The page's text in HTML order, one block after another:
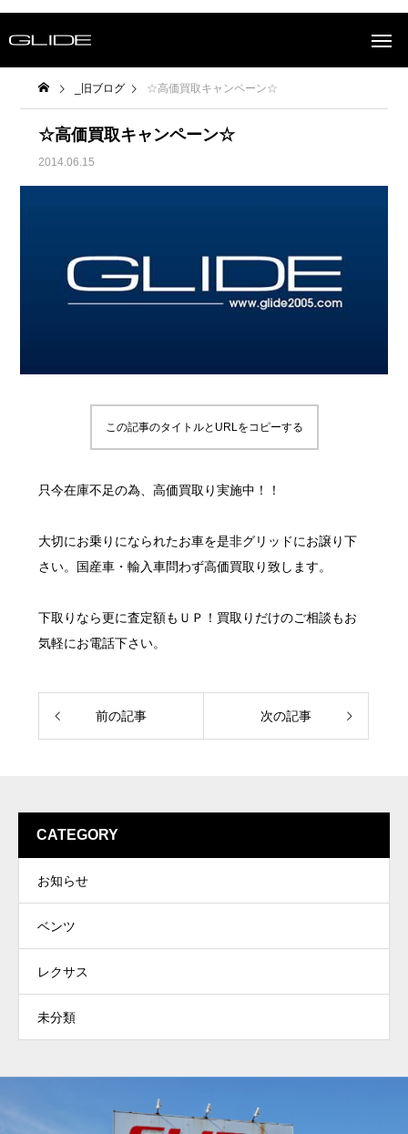
_旧ブログ ☆高価買取キャンペーン☆
☆高価買取キャンペーン☆
2014.06.15
この記事のタイトルとURLをコピーする
只今在庫不足の為、高価買取り実施中！！
大切にお乗りになられたお車を是非グリッドにお譲り下
さい。国産車・輸入車問わず高価買取り致します。
下取りなら更に査定額もＵＰ！買取りだけのご相談もお
気軽にお電話下さい。
前の記事 次の記事
CATEGORY
お知らせ
ベンツ
レクサス
未分類